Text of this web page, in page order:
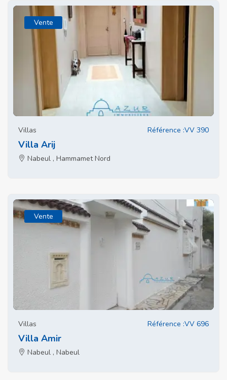
Vente
Villas Référence :VV 390
Villa Arij
Nabeul , Hammamet Nord
Vente
Villas Référence :VV 696
Villa Amir
Nabeul , Nabeul